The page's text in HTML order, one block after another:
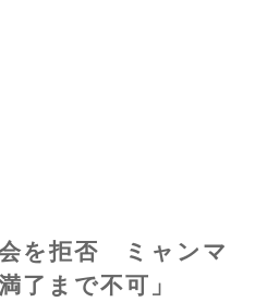
を拒否 ミャンマ
了まで不可」